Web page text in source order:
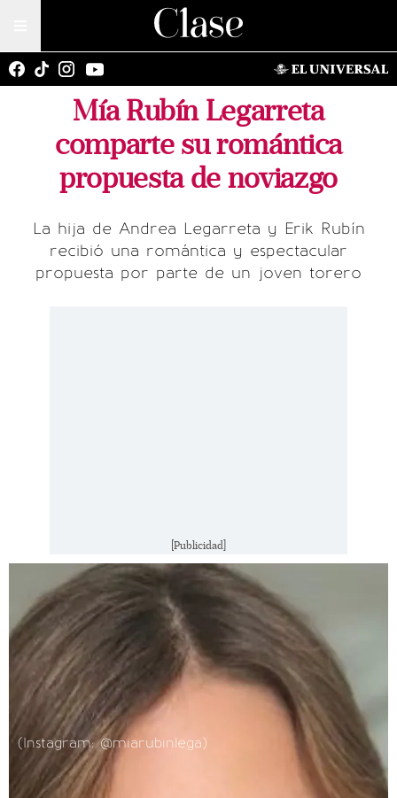
Mía Rubín Legarreta
comparte su romántica
propuesta de noviazgo
La hija de Andrea Legarreta y Erik Rubín
recibió una romántica y espectacular
propuesta por parte de un joven torero
[Publicidad]
(Instagram: @miarubinlega)